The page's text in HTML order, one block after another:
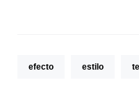
efecto estilo